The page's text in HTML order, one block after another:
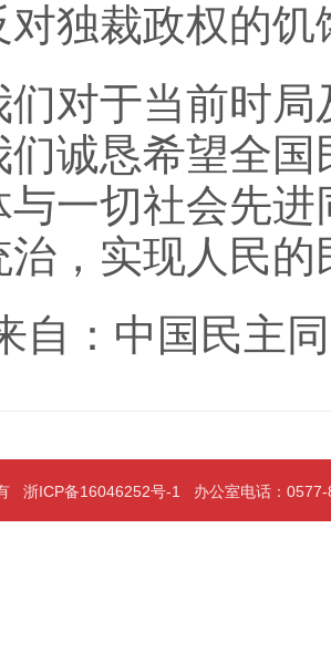
对独裁政权的
于当前时局
们诚恳希望全
与一切社会先
治，实现人民
：中国民主同
浙ICP备16046252号-1 办公室电话：